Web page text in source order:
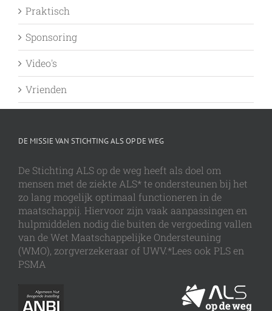
Praktisch
Sponsoring
Video's
Vrienden
DE MISSIE VAN STICHTING ALS OP DE WEG
De Stichting ALS op de weg heeft als doel om
mensen met de ziekte ALS* te ondersteunen bij het
zo lang mogelijk optimaal functioneren in de
maatschappij. Hiervoor zijn vaak aanpassingen en
hulpmiddelen nodig die buiten de vergoeding vallen
van de Wet Maatschappelijke Ondersteuning
(WMO), zorgverzekeraar of UWV.*Lees ook PLS en
PSMA